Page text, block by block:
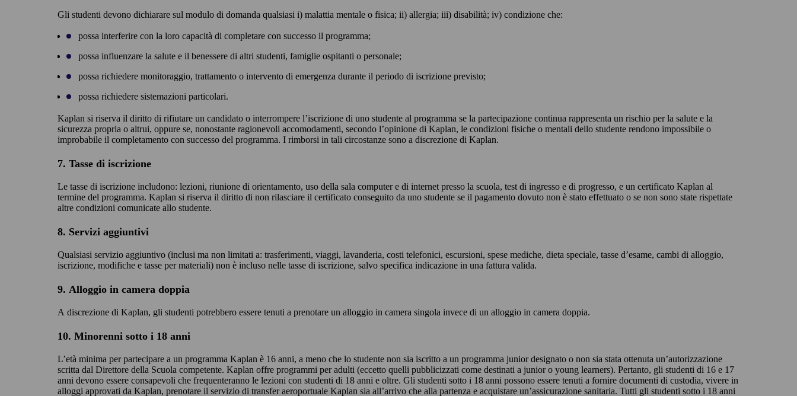
Gli studenti devono dichiarare sul modulo di domanda qualsiasi i) malattia mentale o fisica; ii) allergia; iii) disabilità; iv) condizione che:
possa interferire con la loro capacità di completare con successo il programma;
possa influenzare la salute e il benessere di altri studenti, famiglie ospitanti o personale;
possa richiedere monitoraggio, trattamento o intervento di emergenza durante il periodo di iscrizione previsto;
possa richiedere sistemazioni particolari.
Kaplan si riserva il diritto di rifiutare un candidato o interrompere l’iscrizione di uno studente al programma se la partecipazione continua rappresenta un rischio per la salute e la
sicurezza propria o altrui, oppure se, nonostante ragionevoli accomodamenti, secondo l’opinione di Kaplan, le condizioni fisiche o mentali dello studente rendono impossibile o
improbabile il completamento con successo del programma. I rimborsi in tali circostanze sono a discrezione di Kaplan.
7. Tasse di iscrizione
Le tasse di iscrizione includono: lezioni, riunione di orientamento, uso della sala computer e di internet presso la scuola, test di ingresso e di progresso, e un certificato Kaplan al
termine del programma. Kaplan si riserva il diritto di non rilasciare il certificato conseguito da uno studente se il pagamento dovuto non è stato effettuato o se non sono state rispettate
altre condizioni comunicate allo studente.
8. Servizi aggiuntivi
Qualsiasi servizio aggiuntivo (inclusi ma non limitati a: trasferimenti, viaggi, lavanderia, costi telefonici, escursioni, spese mediche, dieta speciale, tasse d’esame, cambi di alloggio,
iscrizione, modifiche e tasse per materiali) non è incluso nelle tasse di iscrizione, salvo specifica indicazione in una fattura valida.
9. Alloggio in camera doppia
A discrezione di Kaplan, gli studenti potrebbero essere tenuti a prenotare un alloggio in camera singola invece di un alloggio in camera doppia.
10. Minorenni sotto i 18 anni
L’età minima per partecipare a un programma Kaplan è 16 anni, a meno che lo studente non sia iscritto a un programma junior designato o non sia stata ottenuta un’autorizzazione
scritta dal Direttore della Scuola competente. Kaplan offre programmi per adulti (eccetto quelli pubblicizzati come destinati a junior o young learners). Pertanto, gli studenti di 16 e 17
anni devono essere consapevoli che frequenteranno le lezioni con studenti di 18 anni e oltre. Gli studenti sotto i 18 anni possono essere tenuti a fornire documenti di custodia, vivere in
alloggi approvati da Kaplan, prenotare il servizio di transfer aeroportuale Kaplan sia all’arrivo che alla partenza e acquistare un’assicurazione sanitaria. Tutti gli studenti sotto i 18 anni